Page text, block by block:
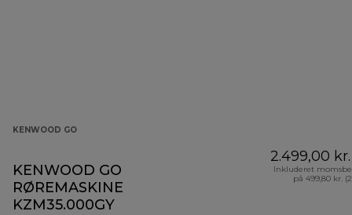
KENWOOD GO
KENWOOD GO
RØREMASKINE
KZM35.000GY
2.499,00 kr.
Inkluderet
på 499,80 kr.